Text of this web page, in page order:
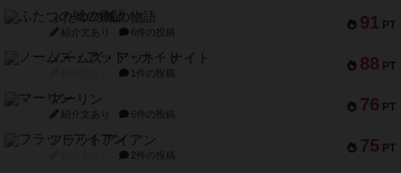
91 PT
ふたつの城の物語
紹介文あり 6件の投稿
88 PT
ノームズ・アット・ナイト
1件の投稿
76 PT
マーリン
紹介文あり 6件の投稿
75 PT
フラットアイアン
2件の投稿